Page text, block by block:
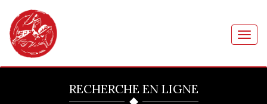
RECHERCHE EN LIGNE